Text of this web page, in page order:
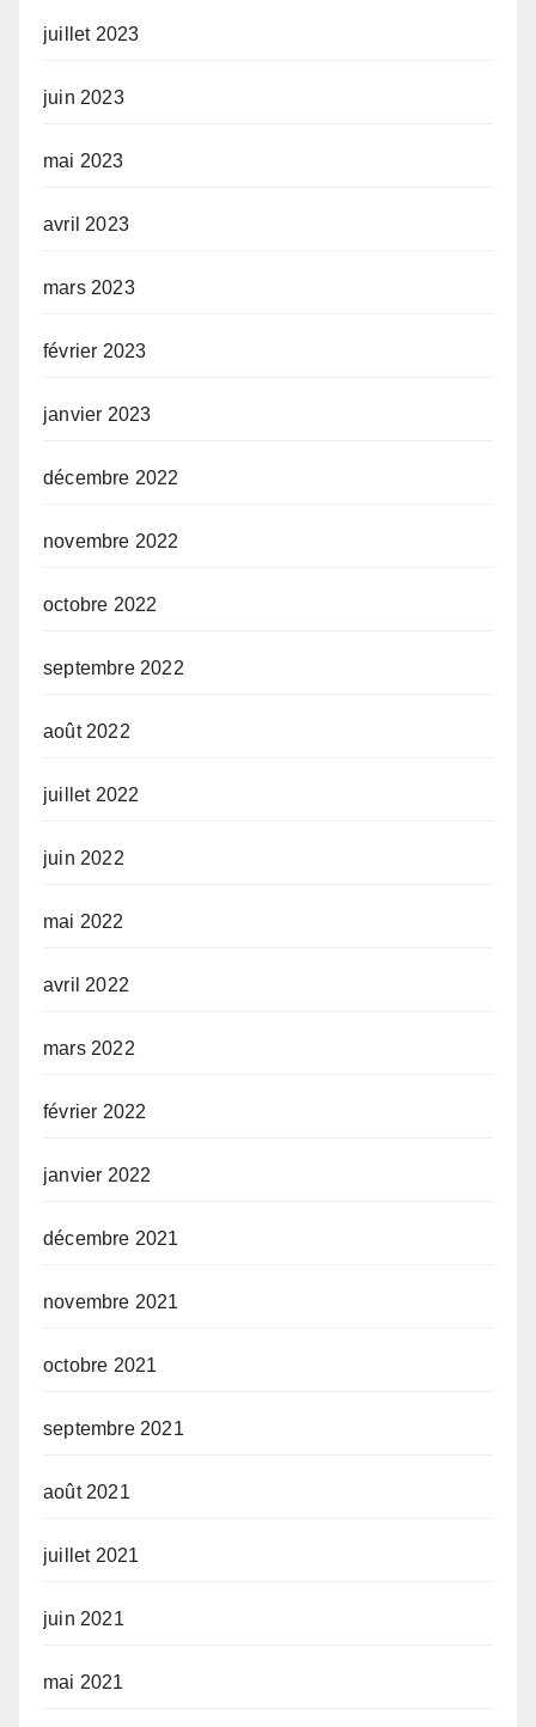
juillet 2023
juin 2023
mai 2023
avril 2023
mars 2023
février 2023
janvier 2023
décembre 2022
novembre 2022
octobre 2022
septembre 2022
août 2022
juillet 2022
juin 2022
mai 2022
avril 2022
mars 2022
février 2022
janvier 2022
décembre 2021
novembre 2021
octobre 2021
septembre 2021
août 2021
juillet 2021
juin 2021
mai 2021